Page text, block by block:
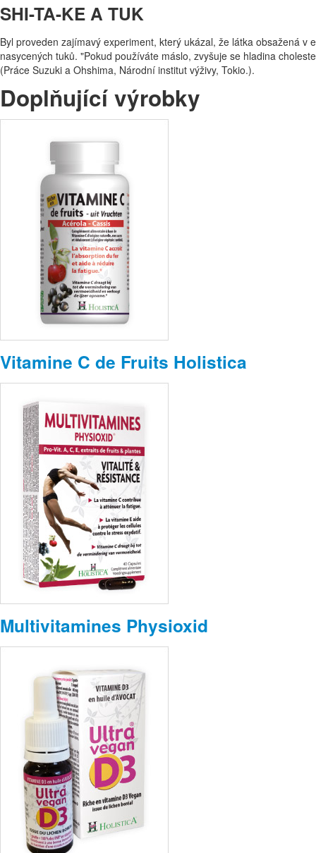
SHI-TA-KE A TUK
Byl proveden zajímavý experiment, který ukázal, že látka obsažená
nasycených tuků. "Pokud používáte máslo, zvyšuje se hladina
(Práce Suzuki a Ohshima, Národní institut výživy, Tokio.).
Doplňující výrobky
Vitamine C de Fruits Holistica
Multivitamines Physioxid